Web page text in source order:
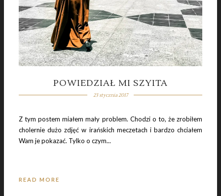
POWIEDZIAŁ MI SZYITA
23 stycznia 2017
Z tym postem miałem mały problem. Chodzi o to, że zrobiłem
cholernie dużo zdjęć w irańskich meczetach i bardzo chciałem
Wam je pokazać. Tylko o czym...
READ MORE